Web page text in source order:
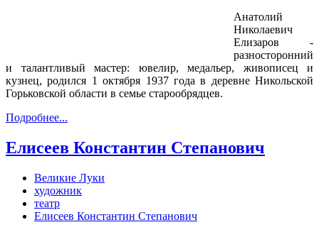
Анатолий
Николаевич
Елизаров -
разносторонний
и талантливый мастер: ювелир, медальер, живописец и
кузнец, родился 1 октября 1937 года в деревне Никольской
Горьковской области в семье старообрядцев.
Подробнее...
Елисеев Константин Степанович
Великие Луки
художник
театр
Елисеев Константин Степанович